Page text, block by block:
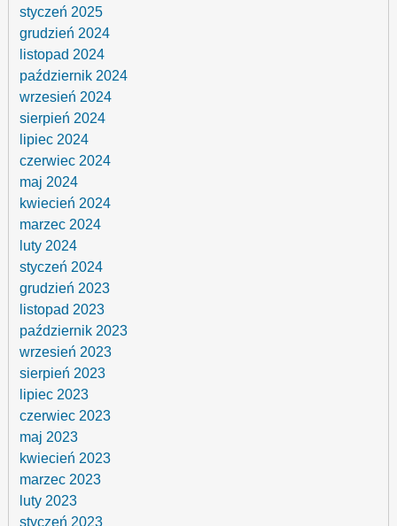
styczeń 2025
grudzień 2024
listopad 2024
październik 2024
wrzesień 2024
sierpień 2024
lipiec 2024
czerwiec 2024
maj 2024
kwiecień 2024
marzec 2024
luty 2024
styczeń 2024
grudzień 2023
listopad 2023
październik 2023
wrzesień 2023
sierpień 2023
lipiec 2023
czerwiec 2023
maj 2023
kwiecień 2023
marzec 2023
luty 2023
styczeń 2023